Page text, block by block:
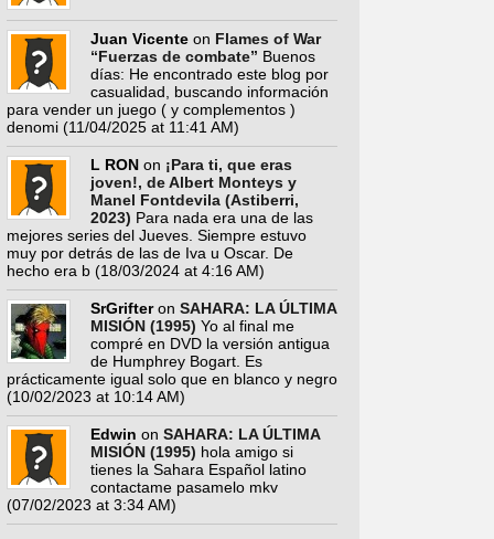
Juan Vicente on Flames of War
“Fuerzas de combate” Buenos
días: He encontrado este blog por
casualidad, buscando información
para vender un juego ( y complementos )
denomi (11/04/2025 at 11:41 AM)
L RON on ¡Para ti, que eras
joven!, de Albert Monteys y
Manel Fontdevila (Astiberri,
2023) Para nada era una de las
mejores series del Jueves. Siempre estuvo
muy por detrás de las de Iva u Oscar. De
hecho era b (18/03/2024 at 4:16 AM)
SrGrifteron SAHARA: LA ÚLTIMA
MISIÓN (1995) Yo al final me
compré en DVD la versión antigua
de Humphrey Bogart. Es
prácticamente igual solo que en blanco y negro
(10/02/2023 at 10:14 AM)
Edwin on SAHARA: LA ÚLTIMA
MISIÓN (1995) hola amigo si
tienes la Sahara Español latino
contactame pasamelo mkv
(07/02/2023 at 3:34 AM)